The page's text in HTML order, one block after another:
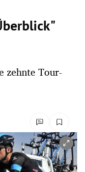
zehnte Tour-